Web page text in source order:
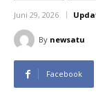
Juni 29, 2026
By newsatu
Facebook